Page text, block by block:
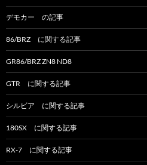
デモカー の記事
86/BRZ に関する記事
GR86/BRZ ZN8 ND8
GTR に関する記事
シルビア に関する記事
180SX に関する記事
RX-7 に関する記事